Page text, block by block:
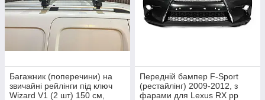
Багажник (поперечини) на
звичайні рейлінги під ключ
Wizard V1 (2 шт) 150 см,
Передній бампер F-Sport
(рестайлінг) 2009-2012, з
фарами для Lexus RX рр